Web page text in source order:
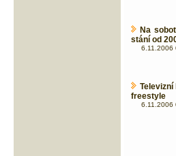
Na
stání od
6.11.2006
freestyle
6.11.2006